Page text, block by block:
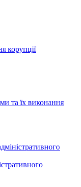
корупції
та їх виконання